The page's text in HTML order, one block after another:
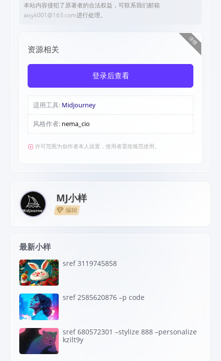
本站内容侵犯了原著者的合法权益，可联系我们邮箱
aixyk001@163.com进行处理。
详情
资源相关
登录后查看
适用工具: Midjourney
风格作者: nema_cio
许可范围为创作者本人设置，使用者需按规范使用。
MJ小样
编辑
最新小样
sref 3119745858
sref 2585620876 –p code
sref 680572301 –stylize 888 –personalize
kzilt9y